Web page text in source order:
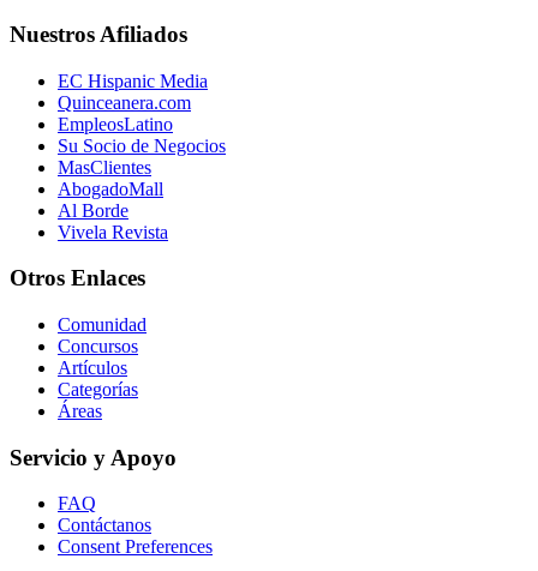
Nuestros Afiliados
EC Hispanic Media
Quinceanera.com
EmpleosLatino
Su Socio de Negocios
MasClientes
AbogadoMall
Al Borde
Vivela Revista
Otros Enlaces
Comunidad
Concursos
Artículos
Categorías
Áreas
Servicio y Apoyo
FAQ
Contáctanos
Consent Preferences